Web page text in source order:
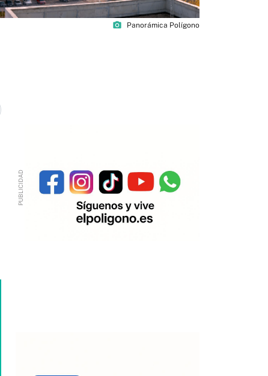
photo_camera Panorámica Polígono